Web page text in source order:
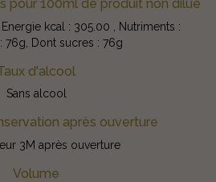
pour 100ml de produit non dilué
kcal : 305.00 , Nutriments :
76g, Dont sucres : 76g
d'alcool
Sans alcool
après ouverture
3M après ouverture
Volume